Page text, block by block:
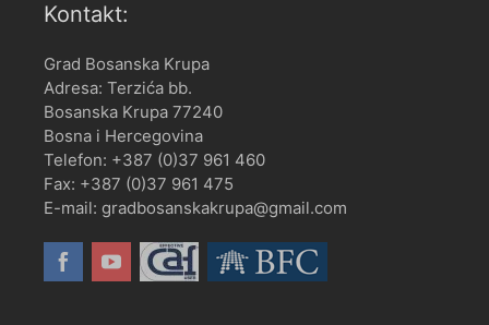
Kontakt:
Grad Bosanska Krupa
Adresa: Terzića bb.
Bosanska Krupa 77240
Bosna i Hercegovina
Telefon: +387 (0)37 961 460
Fax: +387 (0)37 961 475
E-mail: gradbosanskakrupa@gmail.com